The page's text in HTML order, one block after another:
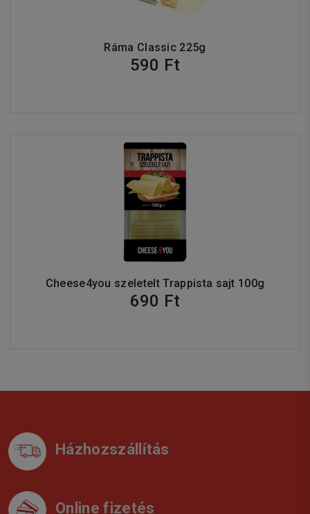
Ráma Classic 225g
590 Ft
Cheese4you szeletelt Trappista sajt 100g
690 Ft
Házhozszállítás
Online fizetés